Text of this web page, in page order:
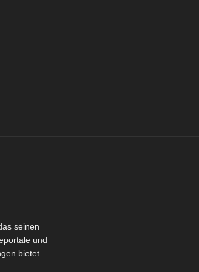
seinen
und
bietet.